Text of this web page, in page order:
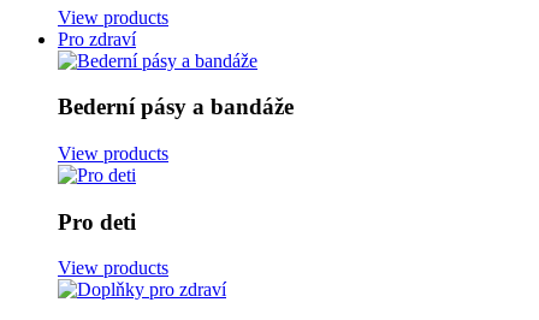
View products
Pro zdraví
Bederní pásy a bandáže
View products
Pro deti
View products